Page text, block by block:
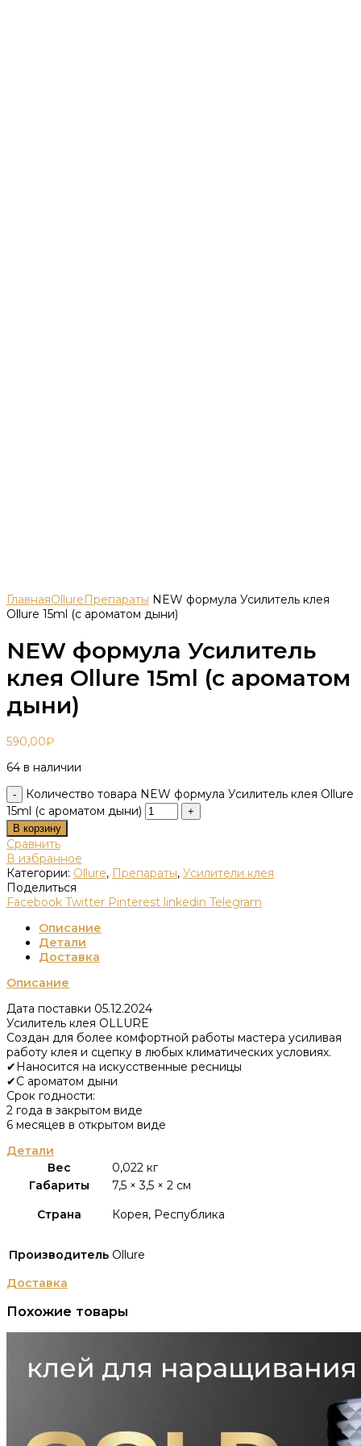
ГлавнаяOllureПрепараты NEW формула Усилитель клея
Ollure 15ml (с ароматом дыни)
NEW формула Усилитель
клея Ollure 15ml (с ароматом
дыни)
590,00₽
64 в наличии
Количество товара NEW формула Усилитель клея Ollure
15ml (с ароматом дыни)
В корзину
Сравнить
В избранное
Категории: Ollure, Препараты, Усилители клея
Поделиться
Facebook Twitter Pinterest linkedin Telegram
Описание
Детали
Доставка
Описание
Дата поставки 05.12.2024
Усилитель клея OLLURE
Создан для более комфортной работы мастера усиливая
работу клея и сцепку в любых климатических условиях.
✔Наносится на искусственные ресницы
✔С ароматом дыни
Срок годности:
2 года в закрытом виде
6 месяцев в открытом виде
Детали
Вес
0,022 кг
Габариты
7,5 × 3,5 × 2 см
Страна
Корея, Республика
Производитель Ollure
Доставка
Похожие товары